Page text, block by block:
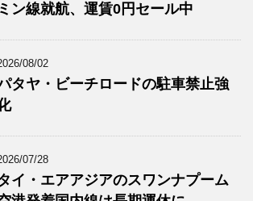
ミン線就航、運賃0円セール中
08/02
タヤ・ビーチロードの駐車禁止強
07/28
イ・エアアジアのスワンナプーム